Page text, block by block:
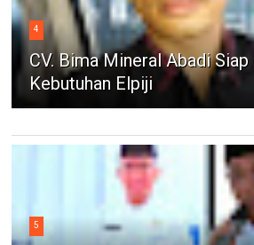
4
CV. Bima Mineral Abadi
Kebutuhan Elpiji
5